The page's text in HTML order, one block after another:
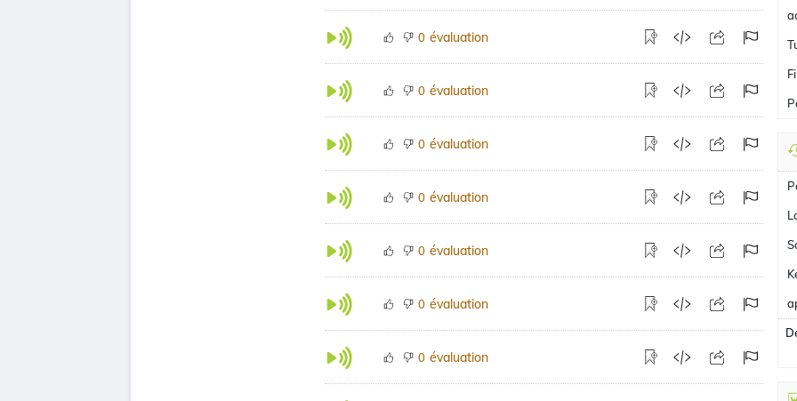
0 évaluation
0 évaluation
0 évaluation
0 évaluation
0 évaluation
0 évaluation
0 évaluation